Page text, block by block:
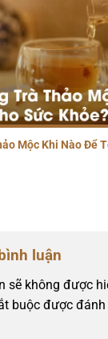
Mộc Khi Nào Để
luận
sẽ không được
buộc được đánh